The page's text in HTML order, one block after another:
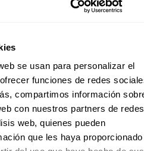
se usan para personalizar el
funciones de redes
compartimos información
con nuestros partners de redes
web, quienes pueden
que les haya proporcionado
de intereses
conozcan de forma
Video para hablar en